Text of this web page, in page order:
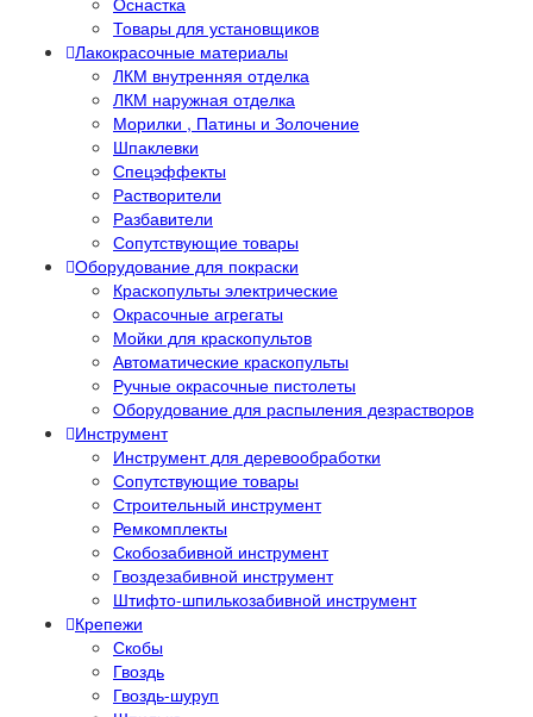
Товары для установщиков
Лакокрасочные материалы
ЛКМ внутренняя отделка
ЛКМ наружная отделка
Морилки , Патины и Золочение
Шпаклевки
Спецэффекты
Растворители
Разбавители
Сопутствующие товары
Оборудование для покраски
Краскопульты электрические
Окрасочные агрегаты
Мойки для краскопультов
Автоматические краскопульты
Ручные окрасочные пистолеты
Оборудование для распыления дезрастворов
Инструмент
Инструмент для деревообработки
Сопутствующие товары
Строительный инструмент
Ремкомплекты
Скобозабивной инструмент
Гвоздезабивной инструмент
Штифто-шпилькозабивной инструмент
Крепежи
Скобы
Гвоздь
Гвоздь-шуруп